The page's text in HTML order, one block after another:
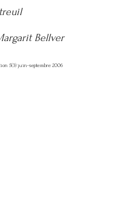
Bellver
5(3) juin-septembre 2006
: Couverture 5-2